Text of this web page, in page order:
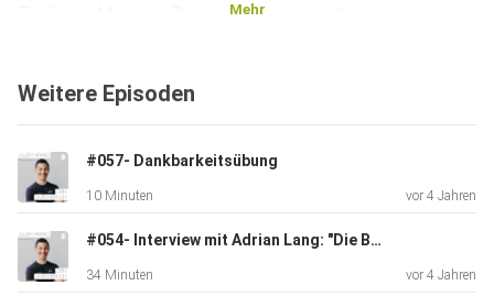
Einblick in Mario als Person und in seinen Werdegang.
stürmische Zeiten
INSTAGRAM 1:
https://www.instagram.com/mariogrossenbacher/ ️
INSTAGRAM 2:
https://www.instagram.com/resilienzzentrumschweiz/ ️
WEBSEITE:
Mehr
Weitere Episoden
#057- Dankbarkeitsübung
10 Minuten vor 4 Jahren
#054- Interview mit Adrian Lang: "Die Begeisterungsfähigkeit und der Biss sind erforderlich, um etwas ganz Grosses zu erreichen!" (Gründer Lang Training & Business Schmiede)
34 Minuten vor 4 Jahren